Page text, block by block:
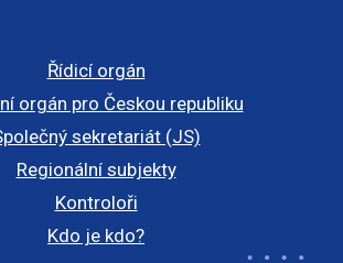
Řídicí orgán
orgán pro Českou republiku
sekretariát (JS)
Regionální subjekty
Kontroloři
Kdo je kdo?